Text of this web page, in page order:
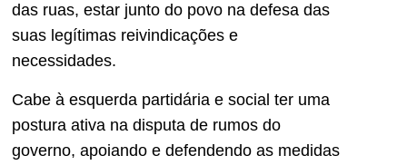
das ruas, estar junto do povo na defesa das
suas legítimas reivindicações e
necessidades.
Cabe à esquerda partidária e social ter uma
postura ativa na disputa de rumos do
governo, apoiando e defendendo as medidas